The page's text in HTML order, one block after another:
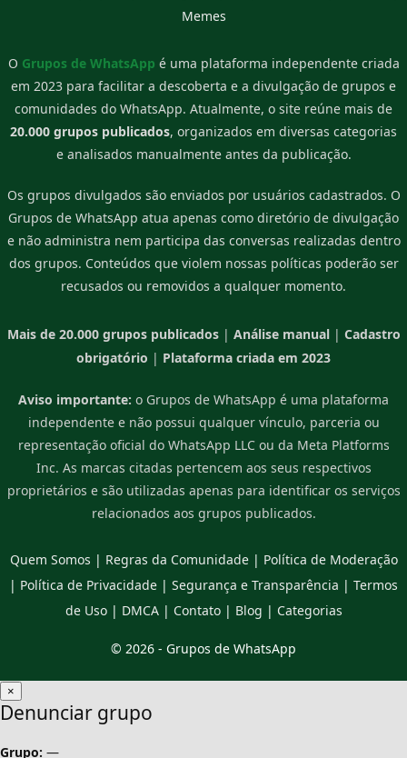
Memes
O Grupos de WhatsApp é uma plataforma independente criada
em 2023 para facilitar a descoberta e a divulgação de grupos e
comunidades do WhatsApp. Atualmente, o site reúne mais de
20.000 grupos publicados, organizados em diversas categorias
e analisados manualmente antes da publicação.
Os grupos divulgados são enviados por usuários cadastrados. O
Grupos de WhatsApp atua apenas como diretório de divulgação
e não administra nem participa das conversas realizadas dentro
dos grupos. Conteúdos que violem nossas políticas poderão ser
recusados ou removidos a qualquer momento.
Mais de 20.000 grupos publicados| Análise manual| Cadastro
obrigatório | Plataforma criada em 2023
Aviso importante: o Grupos de WhatsApp é uma plataforma
independente e não possui qualquer vínculo, parceria ou
representação oficial do WhatsApp LLC ou da Meta Platforms
Inc. As marcas citadas pertencem aos seus respectivos
proprietários e são utilizadas apenas para identificar os serviços
relacionados aos grupos publicados.
Quem Somos | Regras da Comunidade| Política de Moderação
| Política de Privacidade | Segurança e Transparência | Termos
de Uso| DMCA| Contato| Blog | Categorias
© 2026 - Grupos de WhatsApp
×
Denunciar grupo
Grupo: —